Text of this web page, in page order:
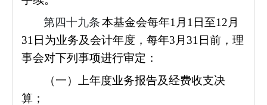
第四十九条本基金会每年1月1日至12月
31日为业务及会计年度，每年3月31日前，理
事会对下列事项进行审定：
（一）上年度业务报告及经费收支决
算；